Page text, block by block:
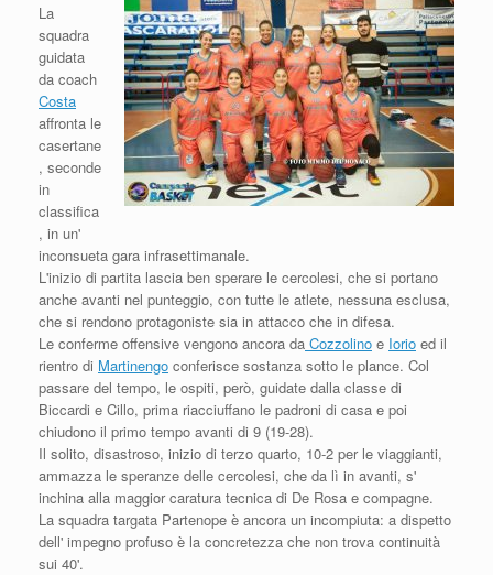
La
squadra
guidata
da coach
Costa
affronta le
casertane
, seconde
in
classifica
, in un'
inconsueta gara infrasettimanale.
L'inizio di partita lascia ben sperare le cercolesi, che si portano
anche avanti nel punteggio, con tutte le atlete, nessuna esclusa,
che si rendono protagoniste sia in attacco che in difesa.
Le conferme offensive vengono ancora da Cozzolino e Iorio ed il
rientro di Martinengo conferisce sostanza sotto le plance. Col
passare del tempo, le ospiti, però, guidate dalla classe di
Biccardi e Cillo, prima riacciuffano le padroni di casa e poi
chiudono il primo tempo avanti di 9 (19-28).
Il solito, disastroso, inizio di terzo quarto, 10-2 per le viaggianti,
ammazza le speranze delle cercolesi, che da lì in avanti, s'
inchina alla maggior caratura tecnica di De Rosa e compagne.
La squadra targata Partenope è ancora un incompiuta: a dispetto
dell' impegno profuso è la concretezza che non trova continuità
sui 40'.